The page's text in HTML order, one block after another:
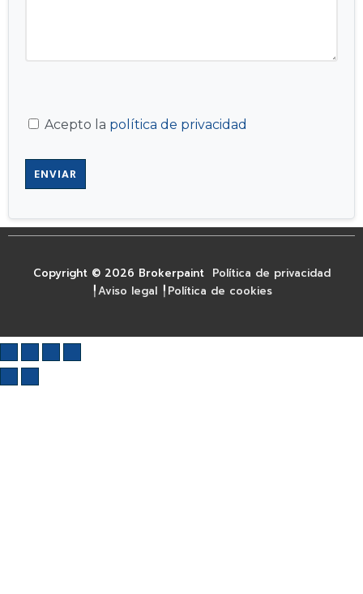
Acepto la política de privacidad
Copyright © 2026 Brokerpaint Política de privacidad
╿Aviso legal╿ Política de cookies